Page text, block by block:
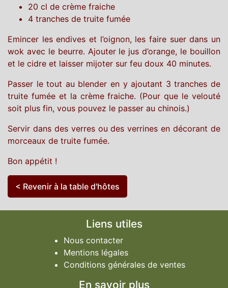
20 cl de crème fraiche
4 tranches de truite fumée
Emincer les endives et l’oignon, les faire suer dans un
wok avec le beurre. Ajouter le jus d’orange, le bouillon
et le cidre et laisser mijoter sur feu doux 40 minutes.
Passer le tout au blender en y ajoutant 3 tranches de
truite fumée et la crème fraiche. (Pour que le velouté
soit plus fin, vous pouvez le passer au chinois.)
Servir dans des verres ou des verrines en décorant de
morceaux de truite fumée.
Bon appétit !
< Revenir à la table d'hôtes
Liens utiles
Nous contacter
Mentions légales
Conditions générales de ventes
En savoir plus